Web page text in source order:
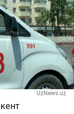
UzNews.uz